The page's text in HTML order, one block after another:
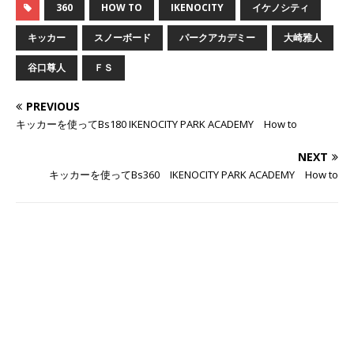
360 HOW TO IKENOCITY イケノシティ
キッカー スノーボード パークアカデミー 大崎雅人
谷口尊人 ＦＳ
PREVIOUS
キッカーを使ってBs180 IKENOCITY PARK ACADEMY How to
NEXT
キッカーを使ってBs360 IKENOCITY PARK ACADEMY How to